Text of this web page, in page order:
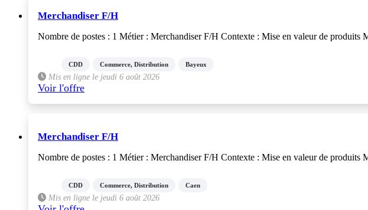
Merchandiser F/H
Nombre de postes : 1 Métier : Merchandiser F/H Contexte : Mise en valeur de
CDD Commerce, Distribution Bayeux
Mis en ligne le jeudi 6 août 2026
Voir l'offre
Merchandiser F/H
Nombre de postes : 1 Métier : Merchandiser F/H Contexte : Mise en valeur de
CDD Commerce, Distribution Caen
Mis en ligne le jeudi 6 août 2026